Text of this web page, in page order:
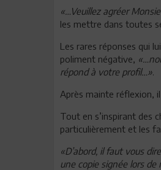
«…Veuillez agréer
les mettre dans toutes
Les rares réponses qui
poliment négative,
répond à votre profil…».
Après mainte réflexion,
Tout en s’inspirant des
particulièrement et les
«D’abord, il faut vous
une copie signée lors